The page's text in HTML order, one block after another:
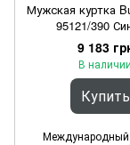
Мужская куртка
95121/390
9 183
В наличии
Купить
Международный